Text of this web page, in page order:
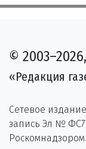
©
«Редакция
Сетевое
запись Эл №
Роскомнадзором.